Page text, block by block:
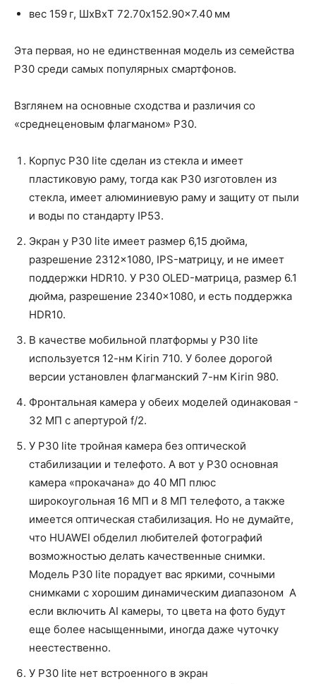
вес 159 г, ШxВxТ 72.70x152.90x7.40 мм
Эта первая, но не единственная модель из семейства
P30 среди самых популярных смартфонов.
Взглянем на основные сходства и различия со
«среднеценовым флагманом» P30.
Корпус P30 lite сделан из стекла и имеет
пластиковую раму, тогда как P30 изготовлен из
стекла, имеет алюминиевую раму и защиту от пыли
и воды по стандарту IP53.
Экран у P30 lite имеет размер 6,15 дюйма,
разрешение 2312×1080, IPS-матрицу, и не имеет
поддержки HDR10. У P30 OLED-матрица, размер 6.1
дюйма, разрешение 2340×1080, и есть поддержка
HDR10.
В качестве мобильной платформы у P30 lite
используется 12-нм Kirin 710. У более дорогой
версии установлен флагманский 7-нм Kirin 980.
Фронтальная камера у обеих моделей одинаковая -
32 МП с апертурой f/2.
У P30 lite тройная камера без оптической
стабилизации и телефото. А вот у P30 основная
камера «прокачана» до 40 МП плюс
широкоугольная 16 МП и 8 МП телефото, а также
имеется оптическая стабилизация. Но не думайте,
что HUAWEI обделил любителей фотографий
возможностью делать качественные снимки.
Модель P30 lite порадует вас яркими, сочными
снимками с хорошим динамическим диапазоном А
если включить AI камеры, то цвета на фото будут
еще более насыщенными, иногда даже чуточку
неестественно.
У P30 lite нет встроенного в экран